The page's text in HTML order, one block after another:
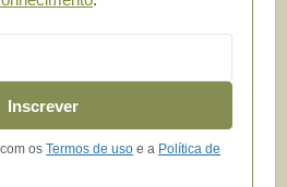
Inscrever
osTermos de uso e a Política de